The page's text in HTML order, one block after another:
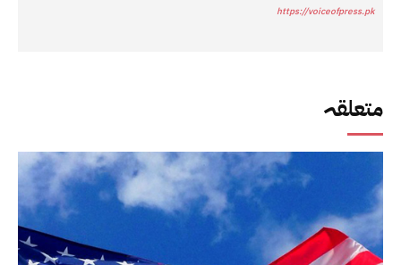
متعلقہ
https://voiceofpress.pk